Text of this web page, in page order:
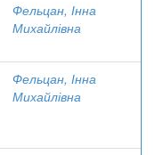
Фельцан, Інна
Михайлівна
Фельцан, Інна
Михайлівна